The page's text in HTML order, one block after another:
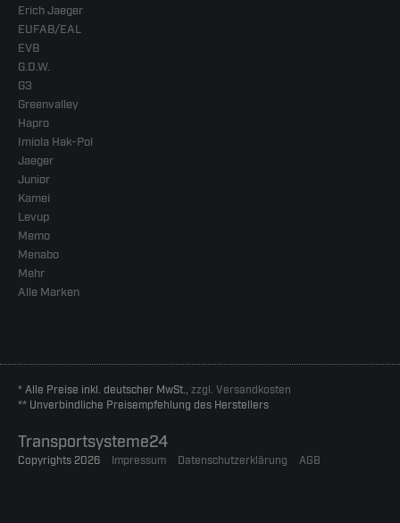
Erich Jaeger
EUFAB/EAL
EVB
G.D.W.
G3
Greenvalley
Hapro
Imiola Hak-Pol
Jaeger
Junior
Kamei
Levup
Memo
Menabo
Mehr
Alle Marken
* Alle Preise inkl. deutscher MwSt., zzgl. Versandkosten
** Unverbindliche Preisempfehlung des Herstellers
Transportsysteme24
Copyrights 2026 Impressum Datenschutzerklärung AGB